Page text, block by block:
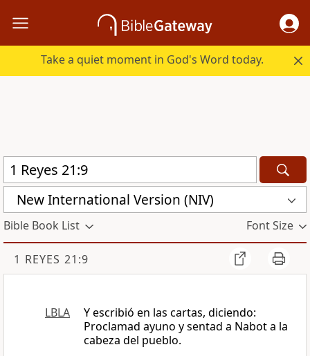
Take a quiet moment in God's Word today.
New International Version (NIV)
Bible Book List Font Size
1 REYES 21:9
LBLA
Y escribió en las cartas, diciendo:
Proclamad ayuno y sentad a Nabot a la
cabeza del pueblo.